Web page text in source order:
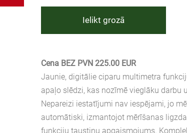
Ielikt grozā
Cena BEZ PVN 225.00 EUR
Jaunie, digitālie ciparu multimetra
apaļo slēdzi, kas nozīmē vieglāku darbu
Nepareizi iestatījumi nav iespējami, jo
automātiski, izmantojot mērīšanas
funkciju taustiņu apgaismojums.